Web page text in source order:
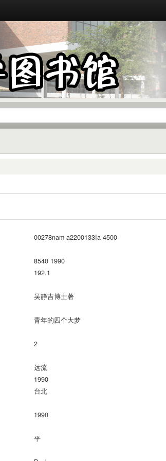
00278nam a2200133Ia 4500
8540 1990
192.1
吴静吉博士著
青年的四个大梦
2
远流
1990
台北
1990
平